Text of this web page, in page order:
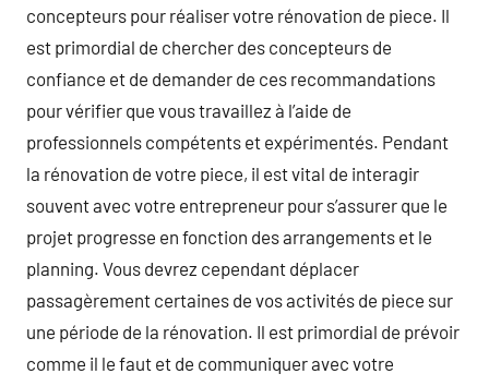
concepteurs pour réaliser votre rénovation de piece. Il
est primordial de chercher des concepteurs de
confiance et de demander de ces recommandations
pour vérifier que vous travaillez à l’aide de
professionnels compétents et expérimentés. Pendant
la rénovation de votre piece, il est vital de interagir
souvent avec votre entrepreneur pour s’assurer que le
projet progresse en fonction des arrangements et le
planning. Vous devrez cependant déplacer
passagèrement certaines de vos activités de piece sur
une période de la rénovation. Il est primordial de prévoir
comme il le faut et de communiquer avec votre